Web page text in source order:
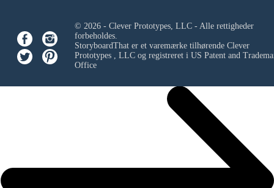
© 2026 - Clever Prototypes, LLC - Alle rettigheder
forbeholdes.
StoryboardThat er et varemærke tilhørende Clever
Prototypes , LLCog registreret i US Patent and
Office